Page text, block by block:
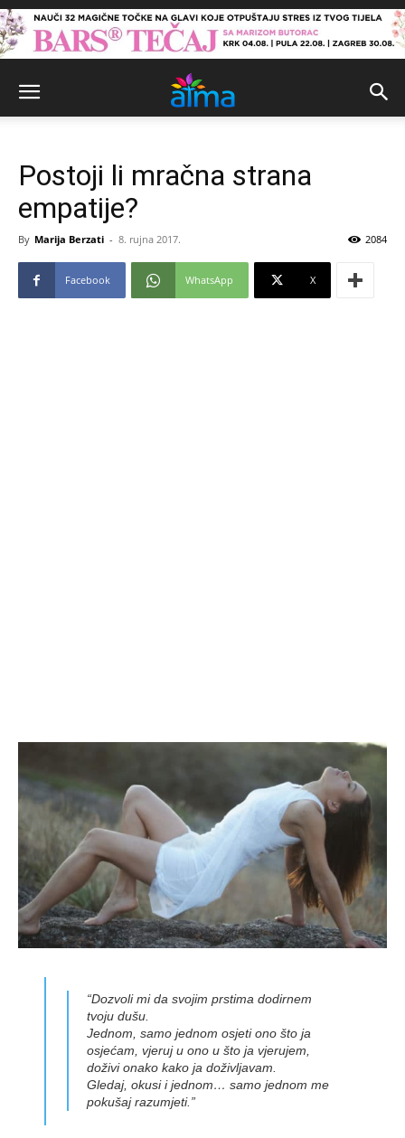
Postoji li mračna strana
empatije?
By Marija Berzati - 8. rujna 2017. 2084
Facebook WhatsApp X
“Dozvoli mi da svojim prstima dodirnem
tvoju dušu.
Jednom, samo jednom osjeti ono što ja
osjećam, vjeruj u ono u što ja vjerujem,
doživi onako kako ja doživljavam.
Gledaj, okusi i jednom… samo jednom me
pokušaj razumjeti.”